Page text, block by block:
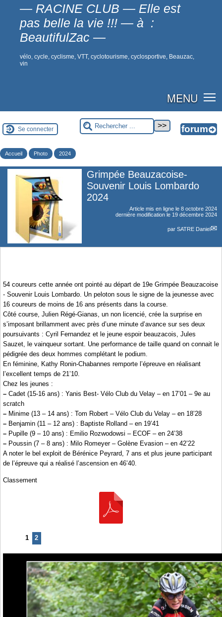
— RACINE CLUB — Elle est
pas belle la vie !!! — à :
BeautifulZac —
vélo, cycle, cyclisme, VTT, cyclotourisme, cyclosportive, Beauzac,
vin
MENU
Se connecter
Accueil Photo 2024
Grimpée Beauzacoise-
Souvenir Louis Lombardo
2024
Article mis en ligne le 8 octobre 2024
dernière modification le 19 décembre 2024
par SATRE Daniel
54 coureurs cette année ont pointé au départ de 19e Grimpée Beauzacoise
- Souvenir Louis Lombardo. Un peloton sous le signe de la jeunesse avec
16 coureurs de moins de 16 ans présents dans la course.
Côté course, Julien Régé-Gianas, un non licencié, crée la surprise en
s’imposant brillamment avec près d’une minute d’avance sur ses deux
poursuivants : Cyril Fernandez et le jeune espoir beauzacois, Jules
Sauzet, le vainqueur sortant. Une performance de taille quand on connait le
pédigrée des deux hommes complétant le podium.
En féminine, Kathy Ronin-Chabannes remporte l’épreuve en réalisant
l’excellent temps de 21’10.
Chez les jeunes :
– Cadet (15-16 ans) : Yanis Best- Vélo Club du Velay – en 17’01 – 9e au
scratch
– Minime (13 – 14 ans) : Tom Robert – Vélo Club du Velay – en 18’28
– Benjamin (11 – 12 ans) : Baptiste Rolland – en 19’41
– Pupille (9 – 10 ans) : Emilio Rozwodowsi – ECOF – en 24’38
– Poussin (7 – 8 ans) : Milo Romeyer – Golène Evasion – en 42’22
A noter le bel exploit de Bérénice Peyrard, 7 ans et plus jeune participant
de l’épreuve qui a réalisé l’ascension en 46’40.
Classement
1 2